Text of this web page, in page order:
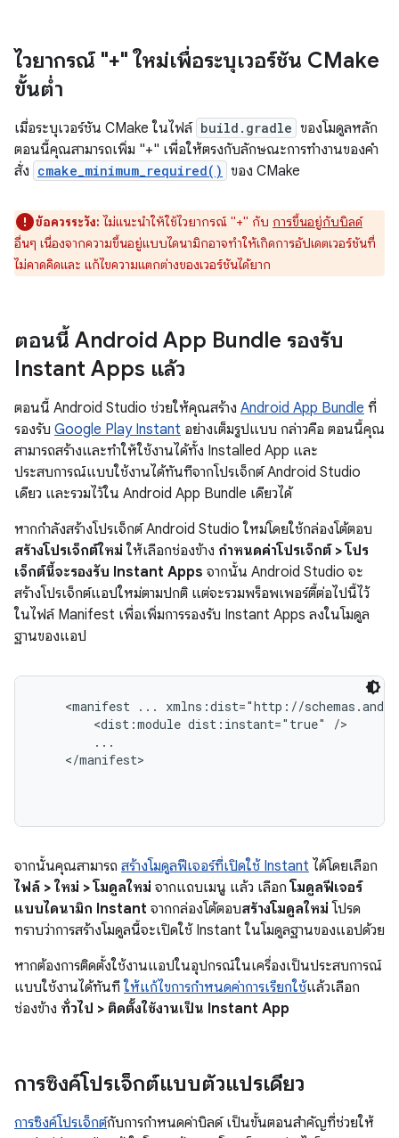
ไวยากรณ์ "+" ใหม่เพื่อระบุเวอร์ชัน CMake
ขั้นต่ำ
เมื่อระบุเวอร์ชัน CMake ในไฟล์ build.gradle ของโมดูลหลัก
ตอนนี้คุณสามารถเพิ่ม "+" เพื่อให้ตรงกับลักษณะการทำงานของคำ
สั่ง cmake_minimum_required() ของ CMake
ข้อควรระวัง: ไม่แนะนำให้ใช้ไวยากรณ์ "+" กับ การขึ้นอยู่กับบิลด์
อื่นๆ เนื่องจากความขึ้นอยู่แบบไดนามิกอาจทำให้เกิดการอัปเดตเวอร์ชันที่
ไม่คาดคิดและ แก้ไขความแตกต่างของเวอร์ชันได้ยาก
ตอนนี้ Android App Bundle รองรับ
Instant Apps แล้ว
ตอนนี้ Android Studio ช่วยให้คุณสร้าง Android App Bundle ที่
รองรับ Google Play Instant อย่างเต็มรูปแบบ กล่าวคือ ตอนนี้คุณ
สามารถสร้างและทำให้ใช้งานได้ทั้ง Installed App และ
ประสบการณ์แบบใช้งานได้ทันทีจากโปรเจ็กต์ Android Studio
เดียว และรวมไว้ใน Android App Bundle เดียวได้
หากกำลังสร้างโปรเจ็กต์ Android Studio ใหม่โดยใช้กล่องโต้ตอบ
สร้างโปรเจ็กต์ใหม่ ให้เลือกช่องข้าง กำหนดค่าโปรเจ็กต์ > โปร
เจ็กต์นี้จะรองรับ Instant Apps จากนั้น Android Studio จะ
สร้างโปรเจ็กต์แอปใหม่ตามปกติ แต่จะรวมพร็อพเพอร์ตี้ต่อไปนี้ไว้
ในไฟล์ Manifest เพื่อเพิ่มการรองรับ Instant Apps ลงในโมดูล
ฐานของแอป
<manifest ... xmlns:dist="http://
        <dist:module dist:instant="true" />
        ...
    </manifest>
จากนั้นคุณสามารถ สร้างโมดูลฟีเจอร์ที่เปิดใช้ Instant ได้โดยเลือก
ไฟล์ > ใหม่ > โมดูลใหม่ จากแถบเมนู แล้ว เลือกโมดูลฟีเจอร์
แบบไดนามิก Instant จากกล่องโต้ตอบสร้างโมดูลใหม่ โปรด
ทราบว่าการสร้างโมดูลนี้จะเปิดใช้ Instant ในโมดูลฐานของแอปด้วย
หากต้องการติดตั้งใช้งานแอปในอุปกรณ์ในเครื่องเป็นประสบการณ์
แบบใช้งานได้ทันทีให้แก้ไขการกำหนดค่าการเรียกใช้แล้วเลือก
ช่องข้าง ทั่วไป > ติดตั้งใช้งานเป็น Instant App
การซิงค์โปรเจ็กต์แบบตัวแปรเดียว
การซิงค์โปรเจ็กต์กับการกำหนดค่าบิลด์ เป็นขั้นตอนสำคัญที่ช่วยให้